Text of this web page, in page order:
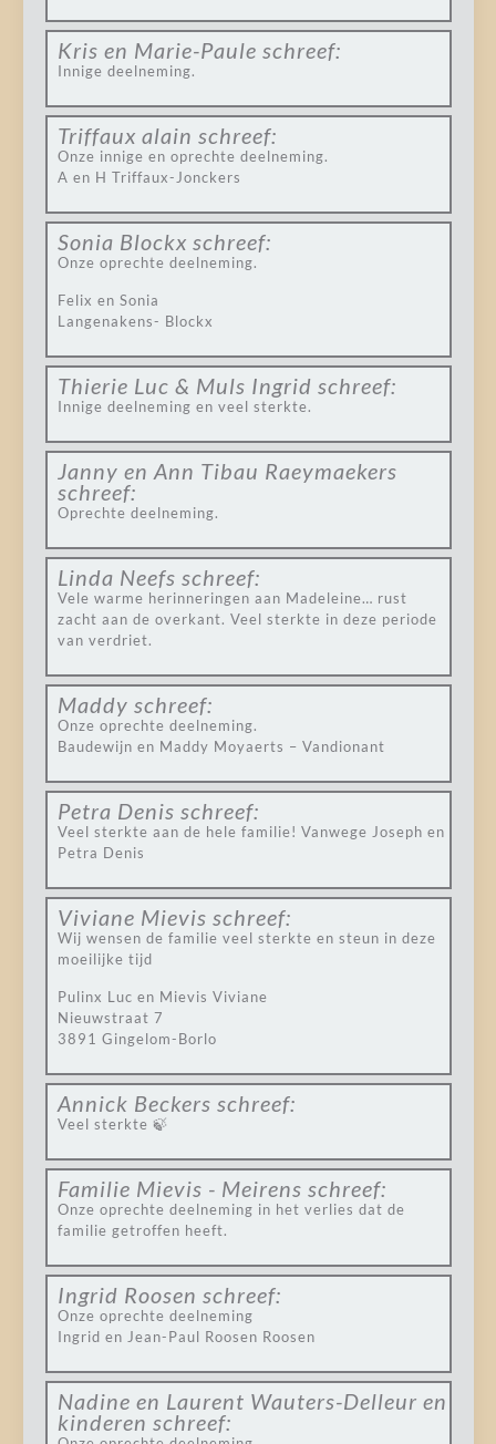
Kris en Marie-Paule schreef:
Innige deelneming.
Triffaux alain schreef:
Onze innige en oprechte deelneming.
A en H Triffaux-Jonckers
Sonia Blockx schreef:
Onze oprechte deelneming.
Felix en Sonia
Langenakens- Blockx
Thierie Luc & Muls Ingrid schreef:
Innige deelneming en veel sterkte.
Janny en Ann Tibau Raeymaekers
schreef:
Oprechte deelneming.
Linda Neefs schreef:
Vele warme herinneringen aan Madeleine… rust
zacht aan de overkant. Veel sterkte in deze periode
van verdriet.
Maddy schreef:
Onze oprechte deelneming.
Baudewijn en Maddy Moyaerts – Vandionant
Petra Denis schreef:
Veel sterkte aan de hele familie! Vanwege Joseph en
Petra Denis
Viviane Mievis schreef:
Wij wensen de familie veel sterkte en steun in deze
moeilijke tijd
Pulinx Luc en Mievis Viviane
Nieuwstraat 7
3891 Gingelom-Borlo
Annick Beckers schreef:
Veel sterkte 🍃
Familie Mievis - Meirens schreef:
Onze oprechte deelneming in het verlies dat de
familie getroffen heeft.
Ingrid Roosen schreef:
Onze oprechte deelneming
Ingrid en Jean-Paul Roosen Roosen
Nadine en Laurent Wauters-Delleur en
kinderen schreef: